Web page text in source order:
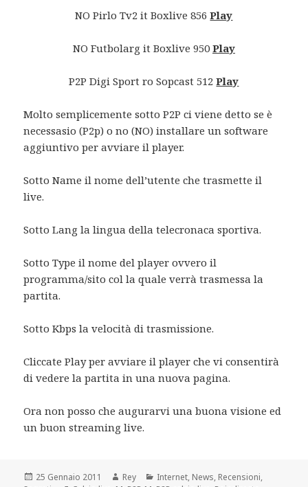
NO Pirlo Tv2 it Boxlive 856Play
NO Futbolarg it Boxlive 950 Play
P2P Digi Sport ro Sopcast 512Play
Molto semplicemente sotto P2P ci viene detto se è
necessasio (P2p) o no (NO) installare un software
aggiuntivo per avviare il player.
Sotto Name il nome dell’utente che trasmette il
live.
Sotto Lang la lingua della telecronaca sportiva.
Sotto Type il nome del player ovvero il
programma/sito col la quale verrà trasmessa la
partita.
Sotto Kbps la velocità di trasmissione.
Cliccate Play per avviare il player che vi consentirà
di vedere la partita in una nuova pagina.
Ora non posso che augurarvi una buona visione ed
un buon streaming live.
Scritto
25 Gennaio 2011 Autore
Rey Categorie
Internet, News, Recensioni,